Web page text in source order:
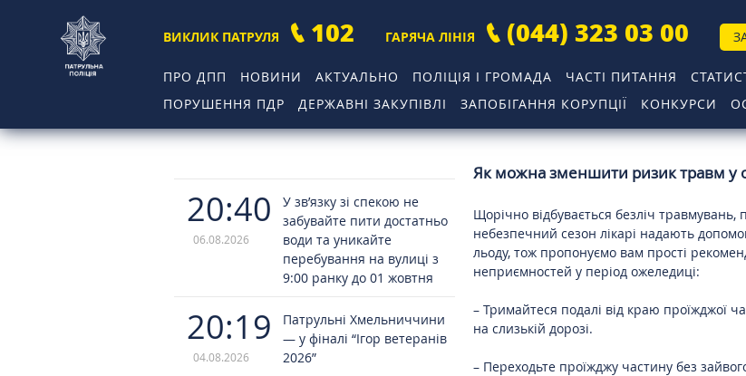
ВИКЛИК ПАТРУЛЯ 102 ГАРЯЧА ЛІНІЯ (044) 323 03 00
ПРО ДПП НОВИНИ АКТУАЛЬНО ПОЛІЦІЯ І ГРОМАДА ЧАСТІ ПИТАННЯ
ПОРУШЕННЯ ПДР
ДЕРЖАВНІ ЗАКУПІВЛІ ЗАПОБІГАННЯ КОРУПЦІЇ КОНКУРСИ
20:40
06.08.2026
У зв’язку зі спекою не
забувайте пити достатньо
води та уникайте
перебування на вулиці з
9:00 ранку до 01 жовтня
20:19
04.08.2026
Патрульні Хмельниччини
— у фіналі “Ігор ветеранів
2026”
Як можна зменшити ризик травм
Щорічно відбувається безліч травмувань,
небезпечний сезон лікарі надають
льоду, тож пропонуємо вам прості
неприємностей у період ожеледиці:
– Тримайтеся подалі від краю проїжджої
на слизькій дорозі.
– Переходьте проїжджу частину без